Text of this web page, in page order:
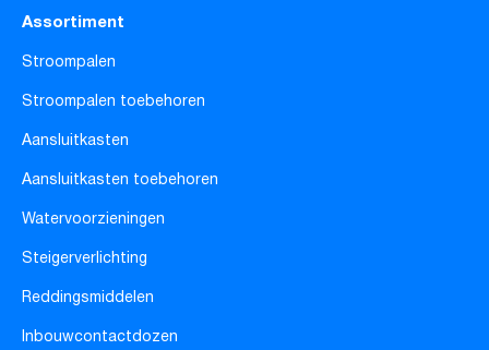
Assortiment
Stroompalen
Stroompalen toebehoren
Aansluitkasten
Aansluitkasten toebehoren
Watervoorzieningen
Steigerverlichting
Reddingsmiddelen
Inbouwcontactdozen